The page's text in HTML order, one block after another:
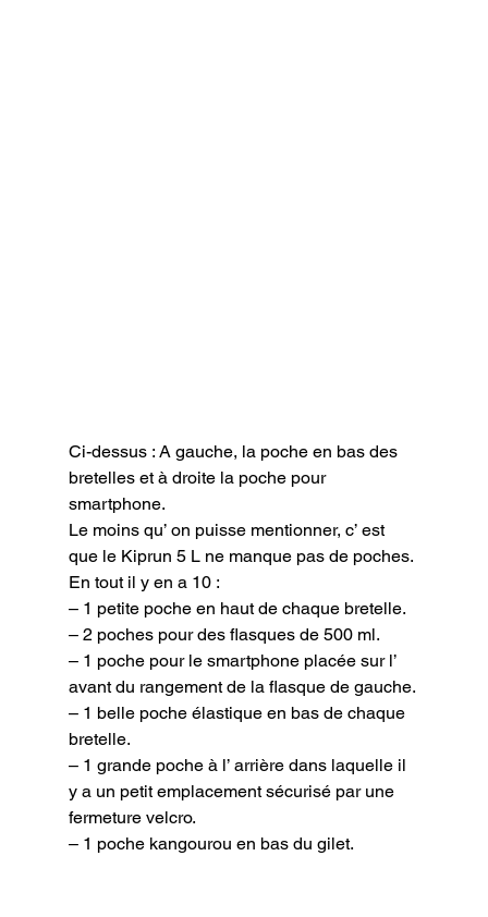
Ci-dessus : A gauche, la poche en bas des
bretelles et à droite la poche pour
smartphone.
Le moins qu’ on puisse mentionner, c’ est
que le Kiprun 5 L ne manque pas de poches.
En tout il y en a 10 :
– 1 petite poche en haut de chaque bretelle.
– 2 poches pour des flasques de 500 ml.
– 1 poche pour le smartphone placée sur l’
avant du rangement de la flasque de gauche.
– 1 belle poche élastique en bas de chaque
bretelle.
– 1 grande poche à l’ arrière dans laquelle il
y a un petit emplacement sécurisé par une
fermeture velcro.
– 1 poche kangourou en bas du gilet.